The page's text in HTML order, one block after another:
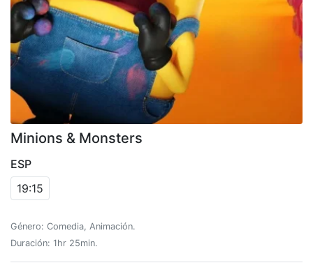
Minions & Monsters
ESP
19:15
Género: Comedia, Animación.
Duración: 1hr 25min.